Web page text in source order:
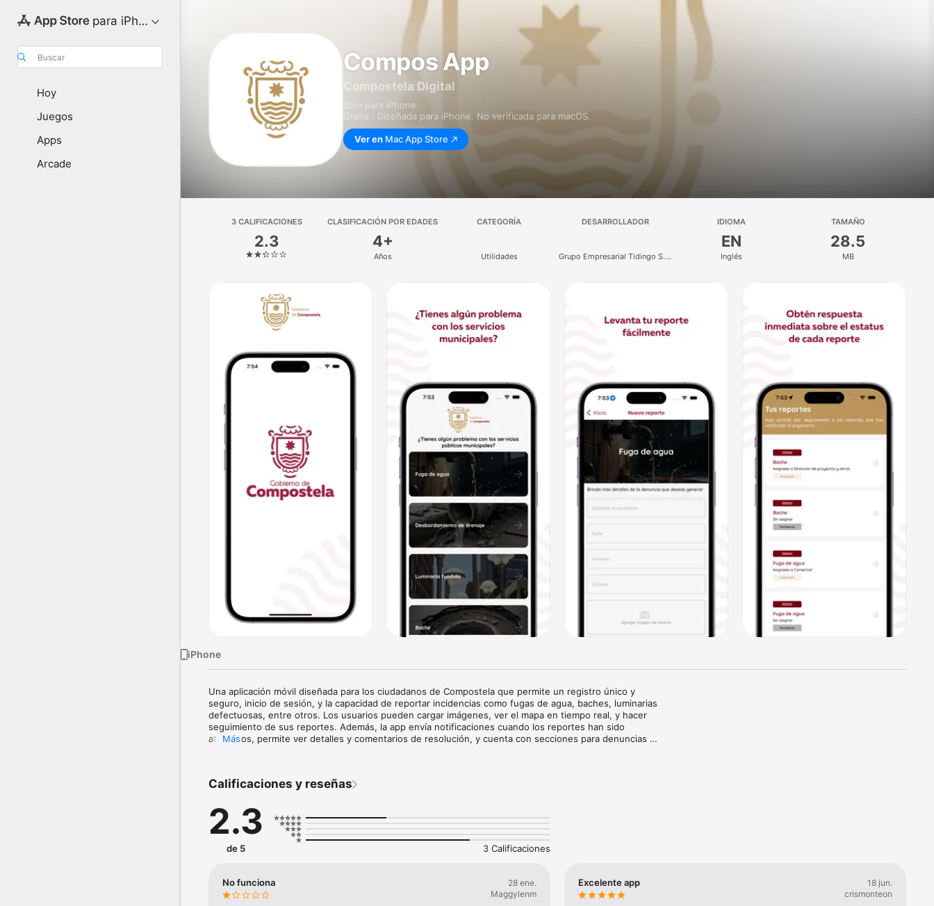
para iPhone
Buscar
Hoy
Juegos
Apps
Arcade
Compos App
Compostela Digital
Sólo para iPhone
Gratis · Diseñada para iPhone. No verificada para macOS.
Ver en Mac App Store
3 CALIFICACIONES
2.3
CLASIFICACIÓN POR EDADES
4+
Años
CATEGORÍA
Utilidades
DESARROLLADOR
Grupo Empresarial Tidingo S.A.
IDIOMA
EN
Inglés
TAMAÑO
28.5
MB
iPhone
Una aplicación móvil diseñada para los ciudadanos de Compostela que permite un registro único y
seguro, inicio de sesión, y la capacidad de reportar incidencias como fugas de agua, baches, luminarias
defectuosas, entre otros. Los usuarios pueden cargar imágenes, ver el mapa en tiempo real, y hacer
seguimiento de sus reportes. Además, la app envía notificaciones cuando los reportes han sido
atendidos, permite ver detalles y comentarios de resolución, y cuenta con secciones para denuncias
Más
Calificaciones y reseñas
2.3
de 5 3 Calificaciones
No funciona
28 ene.
Maggylenm
Excelente app
18 jun.
crismonteon